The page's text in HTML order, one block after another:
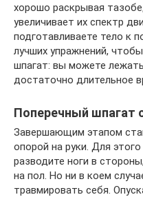
хорошо раскрывая
увеличивает их спектр
подготавливаете тело к
лучших упражнений,
шпагат: вы можете
достаточно длительное
Поперечный шпагат
Завершающим этапом
опорой на руки. Для
разводите ноги в
на пол. Но ни в коем
травмировать себя.